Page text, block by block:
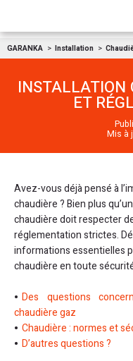
GARANKA Installation
INSTALLATION
ET
Mis à
Avez-vous déjà pensé à
chaudière ? Bien plus
chaudière doit respecter
réglementation strictes.
informations essentielles
chaudière en toute
Des questions
chaudière gaz
Chaudière : normes et
D’autres questions ?